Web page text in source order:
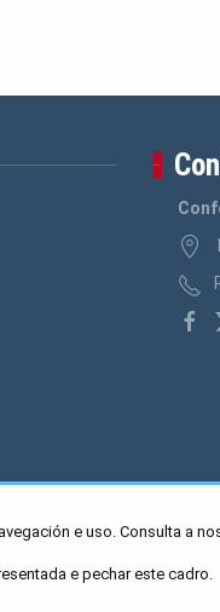
e uso. Consulta a
e pechar este cadro.